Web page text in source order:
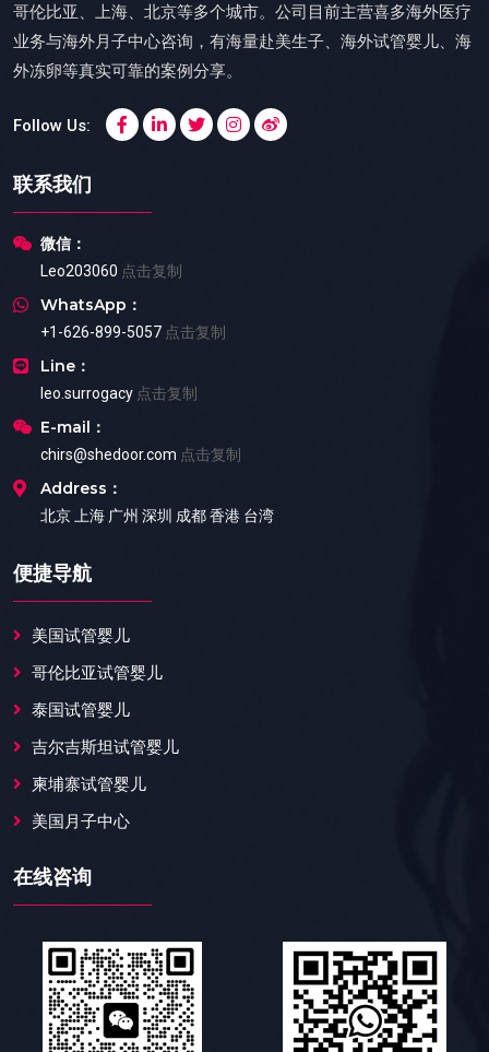
哥伦比亚、上海、北京等多个城市。公司目前主营喜多海外医疗
业务与海外月子中心咨询，有海量赴美生子、海外试管婴儿、海
外冻卵等真实可靠的案例分享。
Follow Us:
联系我们
微信：
Leo203060 点击复制
WhatsApp：
+1-626-899-5057 点击复制
Line：
leo.surrogacy 点击复制
E-mail：
chirs@shedoor.com 点击复制
Address：
北京 上海 广州 深圳 成都 香港 台湾
便捷导航
美国试管婴儿
哥伦比亚试管婴儿
泰国试管婴儿
吉尔吉斯坦试管婴儿
柬埔寨试管婴儿
美国月子中心
在线咨询